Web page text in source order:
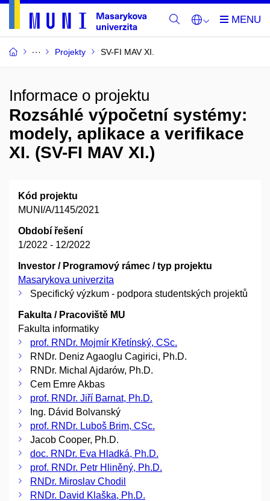
Projekty SV-FI MAV XI.
Informace o projektu
Rozsáhlé výpočetní systémy:
modely, aplikace a verifikace
XI. (SV-FI MAV XI.)
Kód projektu
MUNI/A/1145/2021
Období řešení
1/2022 - 12/2022
Investor / Programový rámec / typ projektu
Masarykova univerzita
Specifický výzkum - podpora studentských projektů
Fakulta / Pracoviště MU
Fakulta informatiky
prof. RNDr. Mojmír Křetínský, CSc.
RNDr. Deniz Agaoglu Cagirici, Ph.D.
RNDr. Michal Ajdarów, Ph.D.
Cem Emre Akbas
prof. RNDr. Jiří Barnat, Ph.D.
Ing. Dávid Bolvanský
prof. RNDr. Luboš Brim, CSc.
Jacob Cooper, Ph.D.
doc. RNDr. Eva Hladká, Ph.D.
prof. RNDr. Petr Hliněný, Ph.D.
RNDr. Miroslav Chodil
RNDr. David Klaška, Ph.D.